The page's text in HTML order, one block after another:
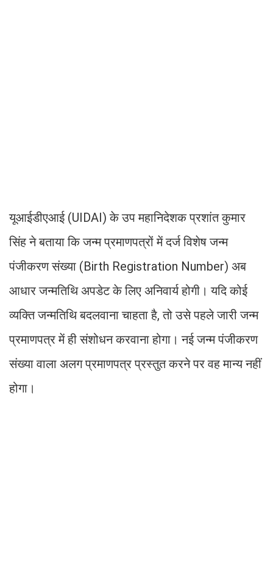
यूआईडीएआई (UIDAI) के उप महानिदेशक प्रशांत कुमार
सिंह ने बताया कि जन्म प्रमाणपत्रों में दर्ज विशेष जन्म
पंजीकरण संख्या (Birth Registration Number) अब
आधार जन्मतिथि अपडेट के लिए अनिवार्य होगी। यदि कोई
व्यक्ति जन्मतिथि बदलवाना चाहता है, तो उसे पहले जारी जन्म
प्रमाणपत्र में ही संशोधन करवाना होगा। नई जन्म पंजीकरण
संख्या वाला अलग प्रमाणपत्र प्रस्तुत करने पर वह मान्य नहीं
होगा।